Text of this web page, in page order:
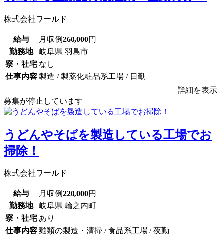
株式会社ワールド
給与 月収例260,000円
勤務地
岐阜県 羽島市
寮・社宅 なし
仕事内容 製造 / 製薬化粧品系工場 / 日勤
詳細を表示
募集が停止しています
うどんやそばを製造している工場でお
掃除！
株式会社ワールド
給与 月収例220,000円
勤務地
岐阜県 輪之内町
寮・社宅 あり
仕事内容 麺類の製造・清掃 / 食品系工場 / 夜勤